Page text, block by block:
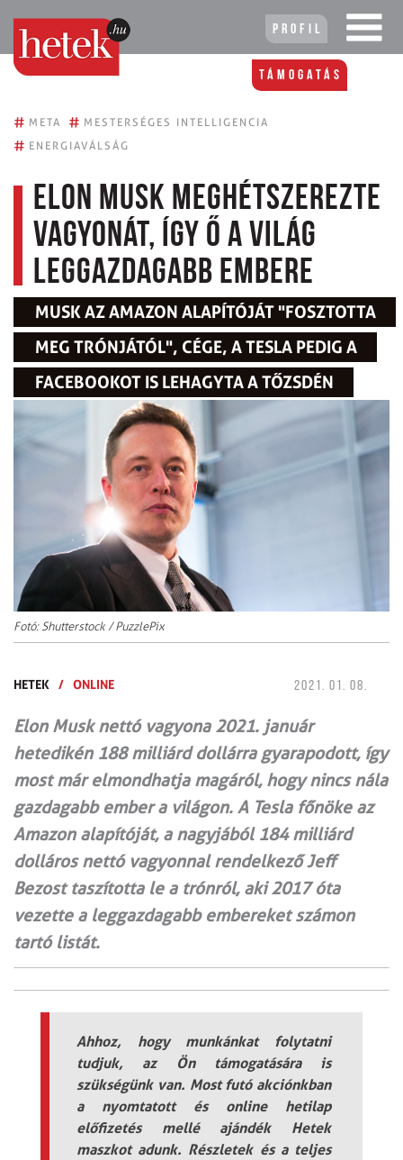
Profil
Támogatás
# META # MESTERSÉGES INTELLIGENCIA
# ENERGIAVÁLSÁG
Elon Musk meghétszerezte
vagyonát, így ő a világ
leggazdagabb embere
MUSK AZ AMAZON ALAPÍTÓJÁT "FOSZTOTTA
MEG TRÓNJÁTÓL", CÉGE, A TESLA PEDIG A
FACEBOOKOT IS LEHAGYTA A TŐZSDÉN
Fotó: Shutterstock / PuzzlePix
HETEK / ONLINE 2021. 01. 08.
Elon Musk nettó vagyona 2021. január
hetedikén 188 milliárd dollárra gyarapodott, így
most már elmondhatja magáról, hogy nincs nála
gazdagabb ember a világon. A Tesla főnöke az
Amazon alapítóját, a nagyjából 184 milliárd
dolláros nettó vagyonnal rendelkező Jeff
Bezost taszította le a trónról, aki 2017 óta
vezette a leggazdagabb embereket számon
tartó listát.
Ahhoz, hogy munkánkat folytatni
tudjuk, az Ön támogatására is
szükségünk van. Most futó akciónkban
a nyomtatott és online hetilap
előfizetés mellé ajándék Hetek
maszkot adunk. Részletek és a teljes